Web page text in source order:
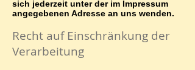
sich jederzeit unter der im Impressum
angegebenen Adresse an uns wenden.
Recht auf Einschränkung der
Verarbeitung